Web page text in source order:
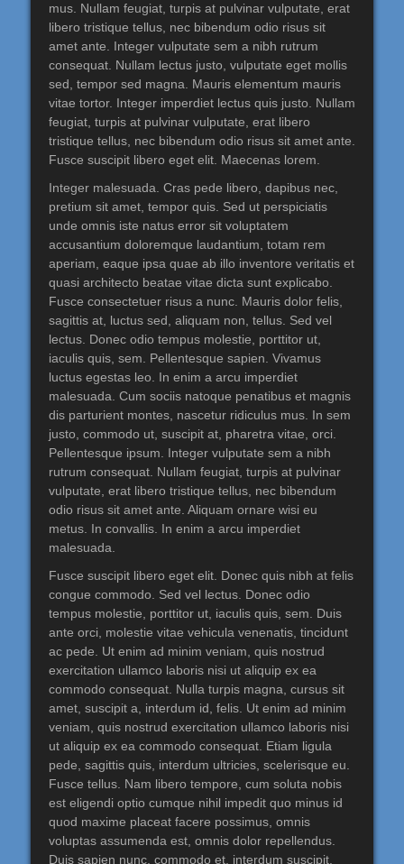
mus. Nullam feugiat, turpis at pulvinar vulputate, erat
libero tristique tellus, nec bibendum odio risus sit
amet ante. Integer vulputate sem a nibh rutrum
consequat. Nullam lectus justo, vulputate eget mollis
sed, tempor sed magna. Mauris elementum mauris
vitae tortor. Integer imperdiet lectus quis justo. Nullam
feugiat, turpis at pulvinar vulputate, erat libero
tristique tellus, nec bibendum odio risus sit amet ante.
Fusce suscipit libero eget elit. Maecenas lorem.
Integer malesuada. Cras pede libero, dapibus nec,
pretium sit amet, tempor quis. Sed ut perspiciatis
unde omnis iste natus error sit voluptatem
accusantium doloremque laudantium, totam rem
aperiam, eaque ipsa quae ab illo inventore veritatis et
quasi architecto beatae vitae dicta sunt explicabo.
Fusce consectetuer risus a nunc. Mauris dolor felis,
sagittis at, luctus sed, aliquam non, tellus. Sed vel
lectus. Donec odio tempus molestie, porttitor ut,
iaculis quis, sem. Pellentesque sapien. Vivamus
luctus egestas leo. In enim a arcu imperdiet
malesuada. Cum sociis natoque penatibus et magnis
dis parturient montes, nascetur ridiculus mus. In sem
justo, commodo ut, suscipit at, pharetra vitae, orci.
Pellentesque ipsum. Integer vulputate sem a nibh
rutrum consequat. Nullam feugiat, turpis at pulvinar
vulputate, erat libero tristique tellus, nec bibendum
odio risus sit amet ante. Aliquam ornare wisi eu
metus. In convallis. In enim a arcu imperdiet
malesuada.
Fusce suscipit libero eget elit. Donec quis nibh at felis
congue commodo. Sed vel lectus. Donec odio
tempus molestie, porttitor ut, iaculis quis, sem. Duis
ante orci, molestie vitae vehicula venenatis, tincidunt
ac pede. Ut enim ad minim veniam, quis nostrud
exercitation ullamco laboris nisi ut aliquip ex ea
commodo consequat. Nulla turpis magna, cursus sit
amet, suscipit a, interdum id, felis. Ut enim ad minim
veniam, quis nostrud exercitation ullamco laboris nisi
ut aliquip ex ea commodo consequat. Etiam ligula
pede, sagittis quis, interdum ultricies, scelerisque eu.
Fusce tellus. Nam libero tempore, cum soluta nobis
est eligendi optio cumque nihil impedit quo minus id
quod maxime placeat facere possimus, omnis
voluptas assumenda est, omnis dolor repellendus.
Duis sapien nunc, commodo et, interdum suscipit,